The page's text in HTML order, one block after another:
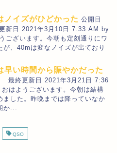
ノイズがひどかった 公開日
新日 2021年3月10日 7:33 AM by
ございます。今朝も定刻通りにワ
が、40mは変なノイズが出ており
早い時間から賑やかだった
最終更新日 2021年3月21日 7:36
はようございます。今朝は結構
ました。昨晩までは降っていなか
か...
QSO